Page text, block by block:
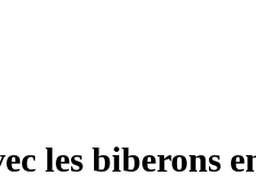
les biberons